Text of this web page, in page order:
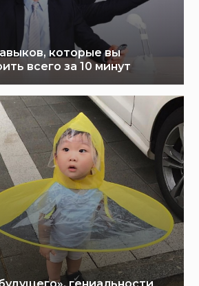
которые вы
всего за 10 минут